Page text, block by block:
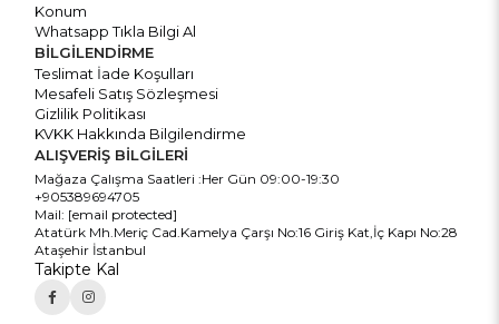
Konum
Whatsapp Tıkla Bilgi Al
BİLGİLENDİRME
Teslimat İade Koşulları
Mesafeli Satış Sözleşmesi
Gizlilik Politikası
KVKK Hakkında Bilgilendirme
ALIŞVERİŞ BİLGİLERİ
Mağaza Çalışma Saatleri :Her Gün 09:00-19:30
+905389694705
Mail: [email protected]
Atatürk Mh.Meriç Cad.Kamelya Çarşı No:16 Giriş Kat,İç Kapı No:28
Ataşehir İstanbul
Takipte Kal